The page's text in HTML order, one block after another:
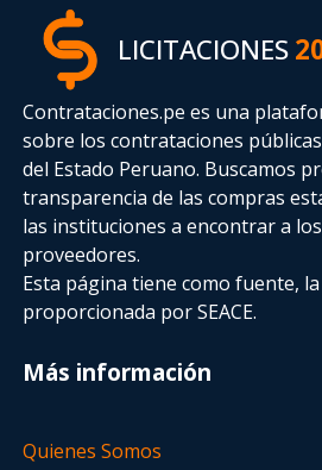
LICITACIONES
Contrataciones.pe es una
sobre los contrataciones
del Estado Peruano. Buscamos
transparencia de las compras
las instituciones a encontrar a
proveedores.
Esta página tiene como fuente,
proporcionada por SEACE.
Más información
Quienes Somos